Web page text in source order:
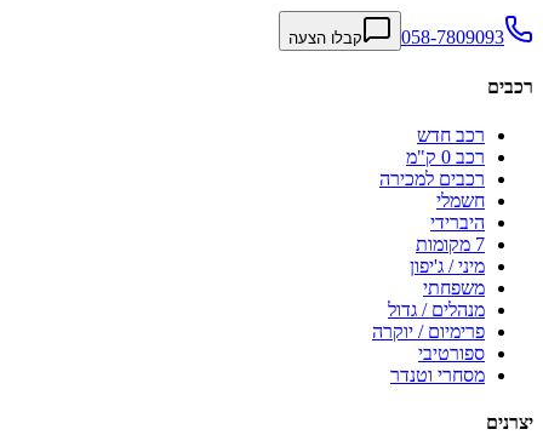
058-7809093 קבלו הצעה
רכבים
רכב חדש
רכב 0 ק"מ
רכבים למכירה
חשמלי
היברידי
7 מקומות
מיני / ג'יפון
משפחתי
מנהלים / גדול
פרימיום / יוקרה
ספורטיבי
מסחרי וטנדר
יצרנים